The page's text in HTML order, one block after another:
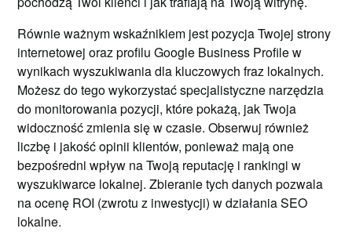
Równie ważnym wskaźnikiem jest pozycja Twojej strony
internetowej oraz profilu Google Business Profile w
wynikach wyszukiwania dla kluczowych fraz lokalnych.
Możesz do tego wykorzystać specjalistyczne narzędzia
do monitorowania pozycji, które pokażą, jak Twoja
widoczność zmienia się w czasie. Obserwuj również
liczbę i jakość opinii klientów, ponieważ mają one
bezpośredni wpływ na Twoją reputację i rankingi w
wyszukiwarce lokalnej. Zbieranie tych danych pozwala
na ocenę ROI (zwrotu z inwestycji) w działania SEO
lokalne.